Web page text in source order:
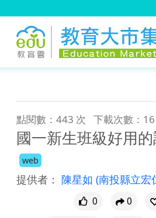
點閱數：443 次 下載次數：
國一新生班級好用
web
提供者： 陳星如 (南投縣立宏
0 0